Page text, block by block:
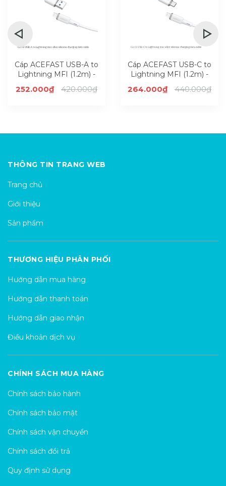
Cáp ACEFAST USB-A to
Lightning MFI (1.2m) -
C2-02
252.000₫ 420.000₫
Cáp ACEFAST USB-C to
Lightning MFI (1.2m) -
C2-01
264.000₫ 440.000₫
THÔNG TIN TRANG WEB
Trang chủ
Giới thiệu
Sản phẩm
THƯƠNG HIỆU PHÂN PHỐI
Hướng dẫn mua hàng
Hướng dẫn thanh toán
Hướng dẫn giao nhận
Điều khoản dịch vụ
CHÍNH SÁCH MUA HÀNG
Chính sách bảo hành
Chính sách bảo mật
Chính sách vận chuyển
Chính sách đổi trả
Quy định sử dụng